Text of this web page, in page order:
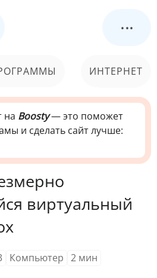
...
ИНТЕРНЕТ
СИСТЕМА
на Boosty— это поможет
и сделать сайт лучше:
виртуальный
Компьютер 2 мин